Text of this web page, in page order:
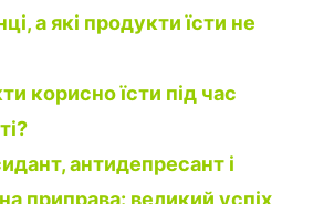
а які продукти їсти не
корисно їсти під час
антидепресант і
приправа: великий успіх